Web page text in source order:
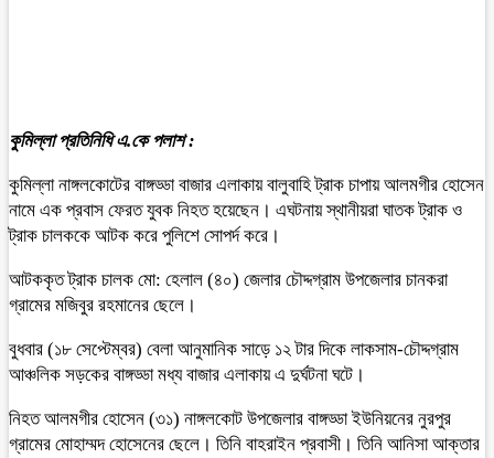
কুমিল্লা প্রতিনিধি এ.কে পলাশ :
কুমিল্লা নাঙ্গলকোটের বাঙ্গড্ডা বাজার এলাকায় বালুবাহি ট্রাক চাপায় আলমগীর হোসেন
নামে এক প্রবাস ফেরত যুবক নিহত হয়েছেন। এঘটনায় স্থানীয়রা ঘাতক ট্রাক ও
ট্রাক চালককে আটক করে পুলিশে সোপর্দ করে।
আটককৃত ট্রাক চালক মো: হেলাল (৪০) জেলার চৌদ্দগ্রাম উপজেলার চানকরা
গ্রামের মজিবুর রহমানের ছেলে।
বুধবার (১৮ সেপ্টেম্বর) বেলা আনুমানিক সাড়ে ১২ টার দিকে লাকসাম-চৌদ্দগ্রাম
আঞ্চলিক সড়কের বাঙ্গড্ডা মধ্য বাজার এলাকায় এ দুর্ঘটনা ঘটে।
নিহত আলমগীর হোসেন (৩১) নাঙ্গলকোট উপজেলার বাঙ্গড্ডা ইউনিয়নের নুরপুর
গ্রামের মোহাম্মদ হোসেনের ছেলে। তিনি বাহরাইন প্রবাসী। তিনি আনিসা আক্তার